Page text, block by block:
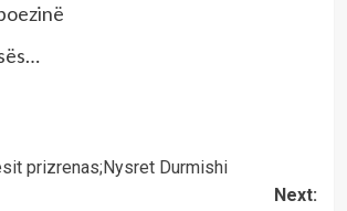
prizrenas;Nysret Durmishi
Next: